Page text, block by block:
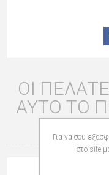
ΟΙ
ΑΥΤΌ ΤΟ
Για να σου
στο site